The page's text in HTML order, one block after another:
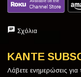
Σχόλια
ΚΑΝΤΕ
Λάβετε ενημερώσεις